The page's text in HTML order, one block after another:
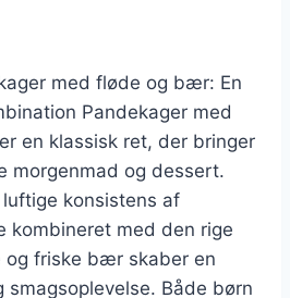
med fløde og bær: En
Pandekager med
en klassisk ret, der bringer
morgenmad og dessert.
konsistens af
kombineret med den rige
og friske bær skaber en
smagsoplevelse. Både børn